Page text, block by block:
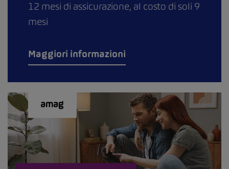
12 mesi di assicurazione, al costo di soli 9
mesi
Maggiori informazioni